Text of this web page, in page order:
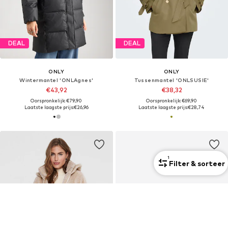
DEAL
ONLY
Wintermantel 'ONLAgnes'
€43,92
Oorspronkelijk: €79,90
Laatste laagste prijs:€26,96
DEAL
ONLY
Tussenmantel 'ONLSUSIE'
€38,32
Oorspronkelijk: €69,90
Laatste laagste prijs:€28,74
1
Filter & sorteer